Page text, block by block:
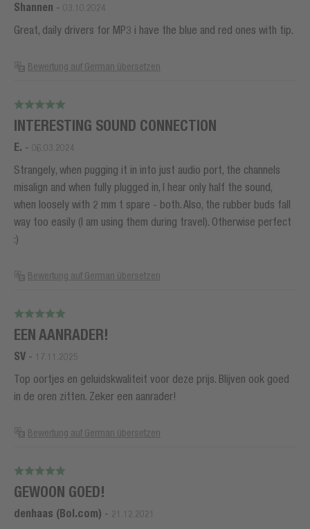
Shannen - 03.10.2024
Great, daily drivers for MP3 i have the blue and red ones with tip.
Bewertung auf German übersetzen
INTERESTING SOUND CONNECTION
E. - 06.03.2024
Strangely, when pugging it in into just audio port, the channels
misalign and when fully plugged in, I hear only half the sound,
when loosely with 2 mm t spare - both. Also, the rubber buds fall
way too easily (I am using them during travel). Otherwise perfect
:)
Bewertung auf German übersetzen
EEN AANRADER!
SV - 17.11.2025
Top oortjes en geluidskwaliteit voor deze prijs. Blijven ook goed
in de oren zitten. Zeker een aanrader!
Bewertung auf German übersetzen
GEWOON GOED!
denhaas (Bol.com) - 21.12.2021